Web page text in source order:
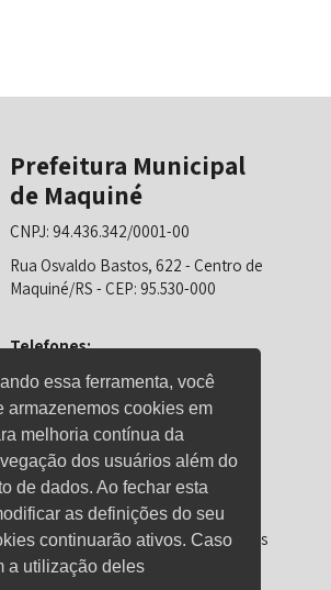
essa ferramenta, você
armazenemos cookies em
melhoria contínua da
dos usuários além do
de dados. Ao fechar esta
as definições do seu
continuarão ativos. Caso
a utilização deles
Prefeitura Municipal
de Maquiné
CNPJ: 94.436.342/0001-00
Rua Osvaldo Bastos, 622 - Centro de
Maquiné/RS - CEP: 95.530-000
Telefones:
0800-6281325 (Prefeitura)
0800-6281326 (Educação)
0800-6281139 (Saúde)
Horário de Atendimento
Segunda-feira a sexta-feira: 08h00 às
12h00 e 13h00 às 17h00